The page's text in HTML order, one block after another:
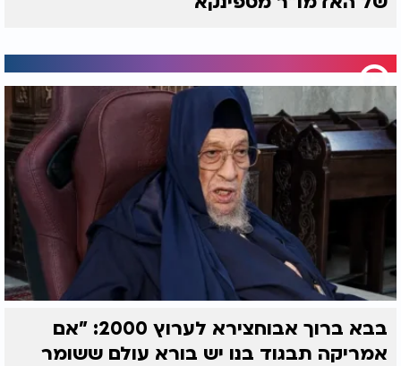
בבא ברוך אבוחצירא לערוץ 2000: "אם
אמריקה תבגוד בנו יש בורא עולם ששומר